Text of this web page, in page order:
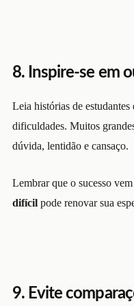
8. Inspire-se em
Leia histórias de
dificuldades. Muitos
dúvida, lentidão e cansaço.
Lembrar que o sucesso
difícil pode renovar sua
9. Evite